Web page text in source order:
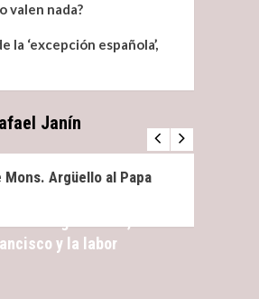
valen nada?
la ‘excepción española’,
Janín
Argüello al Papa
y la labor